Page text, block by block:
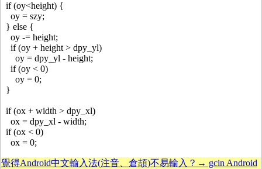
if (oy<height) {
oy = szy;
} else {
oy -= height;
if (oy + height > dpy_yl)
oy = dpy_yl - height;
if (oy < 0)
oy = 0;
}
if (ox + width > dpy_xl)
ox = dpy_xl - width;
if (ox < 0)
ox = 0;
覺得Android中文輸入法(注音、倉頡)不易輸入？→ gcin Android